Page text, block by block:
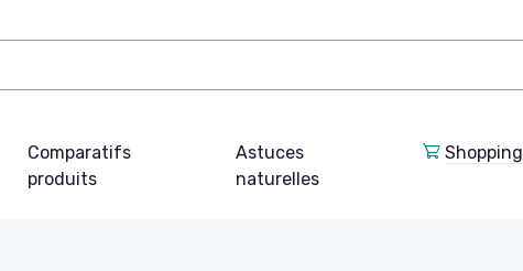
Comparatifs
produits
Astuces
naturelles
Shopping